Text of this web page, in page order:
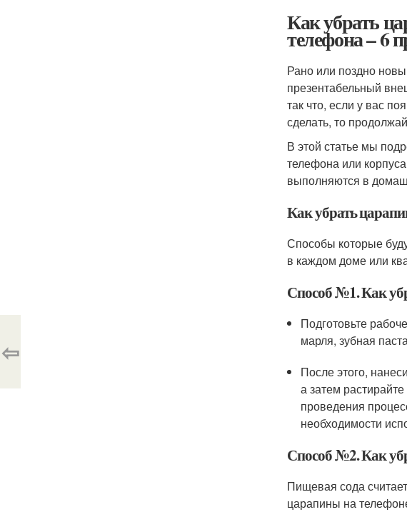
Как убрать
телефона – 6
Рано или поздно
презентабельный
так что, если у вас
сделать, то
В этой статье мы
телефона или
выполняются в
Как убрать
Способы которые
в каждом доме или
Способ №1. Как
Подготовьте
марля, зубная
После этого,
а затем
проведения
необходимости
Способ №2. Как
Пищевая сода
царапины на
⇦